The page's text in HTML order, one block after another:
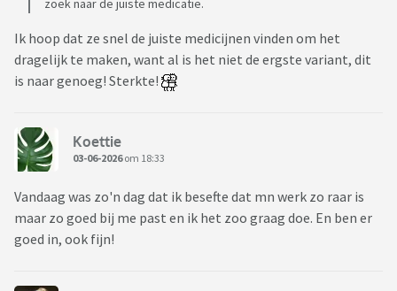
zoek naar de juiste medicatie.
Ik hoop dat ze snel de juiste medicijnen vinden om het
dragelijk te maken, want al is het niet de ergste variant, dit
is naar genoeg! Sterkte!
Koettie
03-06-2026om 18:33
Vandaag was zo'n dag dat ik besefte dat mn werk zo raar is
maar zo goed bij me past en ik het zoo graag doe. En ben er
goed in, ook fijn!